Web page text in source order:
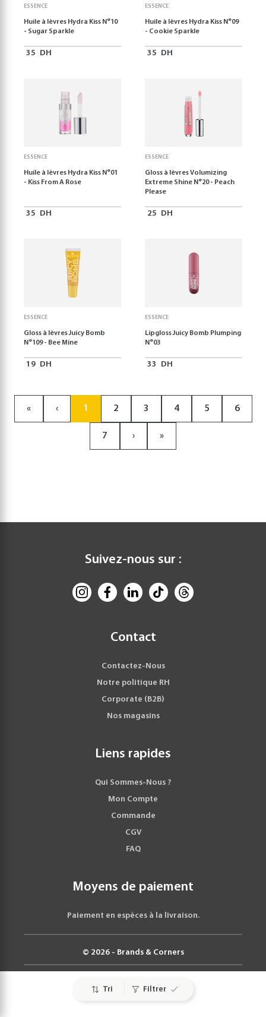
Tri Filtrer
ESSENCE
Huile à lèvres Hydra Kiss N°10
- Sugar Sparkle
35 DH
ESSENCE
Huile à lèvres Hydra Kiss N°09
- Cookie Sparkle
35 DH
ESSENCE
Huile à lèvres Hydra Kiss N°01
- Kiss From A Rose
35 DH
ESSENCE
Gloss à lèvres Volumizing
Extreme Shine N°20 - Peach
Please
25 DH
ESSENCE
Gloss à lèvres Juicy Bomb
N°109 - Bee Mine
19 DH
ESSENCE
Lipgloss Juicy Bomb Plumping
N°03
33 DH
« ‹ 1 2 3 4 5 6
7 › »
Suivez-nous sur :
Contact
Contactez-Nous
Notre politique RH
Corporate (B2B)
Nos magasins
Liens rapides
Qui Sommes-Nous ?
Mon Compte
Commande
CGV
FAQ
Moyens de paiement
Paiement en espèces à la livraison.
© 2026 - Brands & Corners